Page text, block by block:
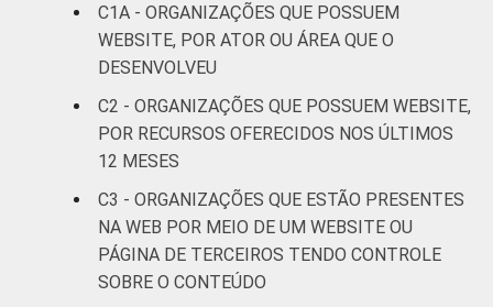
Educação e
pesquisa
32
Desenvolvimento
e defesa de
32
Religião 27
Saúde e
assistência
C1A - ORGANIZAÇÕES QUE POSSUEM
WEBSITE, POR ATOR OU ÁREA QUE O
DESENVOLVEU
C2 - ORGANIZAÇÕES QUE POSSUEM WEBSITE,
POR RECURSOS OFERECIDOS NOS ÚLTIMOS
12 MESES
C3 - ORGANIZAÇÕES QUE ESTÃO PRESENTES
NA WEB POR MEIO DE UM WEBSITE OU
PÁGINA DE TERCEIROS TENDO CONTROLE
SOBRE O CONTEÚDO